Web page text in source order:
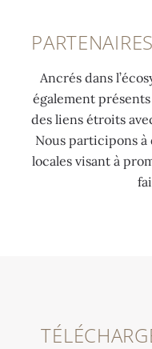
Ancrés dans
également
des liens étroits
Nous participons
locales visant à